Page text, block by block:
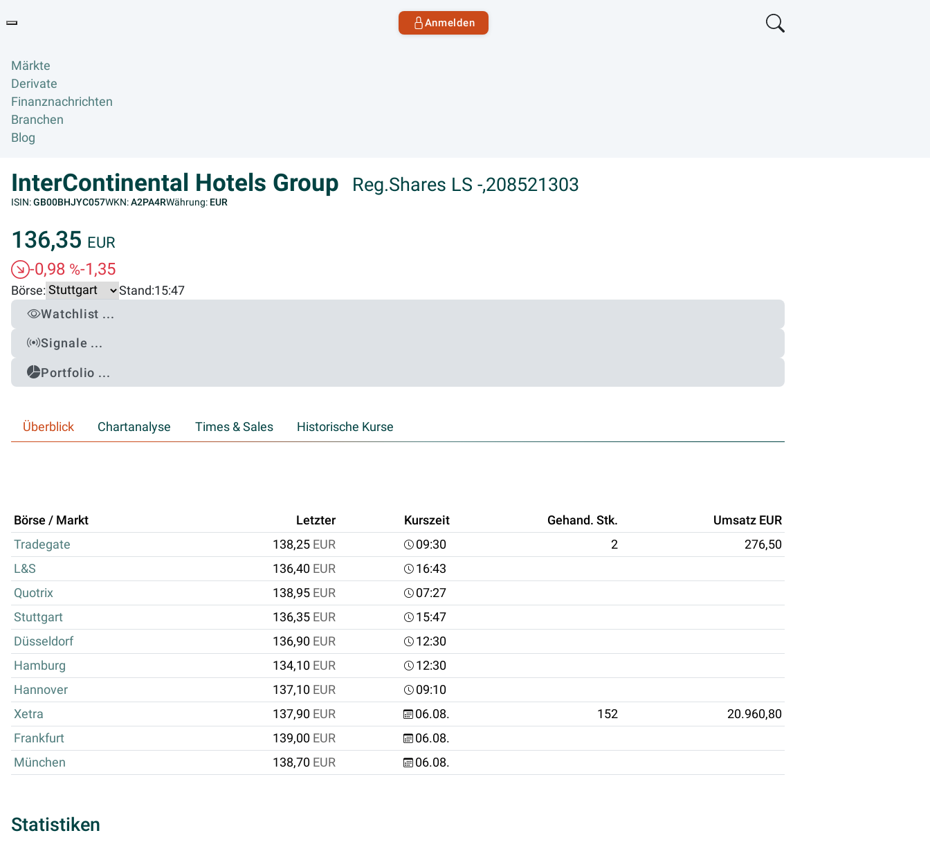
Anmelden
Märkte
Derivate
Finanznachrichten
Branchen
Blog
InterContinental Hotels Group Reg.Shares LS -,208521303
ISIN:GB00BHJYC057WKN:A2PA4RWährung: EUR
136,35 EUR
-0,98 %-1,35
Börse: Stand:15:47
Watchlist ...
Signale ...
Portfolio ...
Überblick Chartanalyse Times & Sales Historische Kurse
Börse / Markt Letzter Kurszeit Gehand. Stk.
Umsatz EUR
Tradegate
138,25 EUR 09:30 2
276,50
L&S
136,40 EUR
16:43
Quotrix
138,95 EUR
07:27
Stuttgart
136,35 EUR
15:47
Düsseldorf
136,90 EUR
12:30
Hamburg
134,10 EUR
12:30
Hannover
137,10 EUR
09:10
Xetra
137,90 EUR 06.08. 152
20.960,80
Frankfurt
139,00 EUR
06.08.
München
138,70 EUR 06.08.
Statistiken